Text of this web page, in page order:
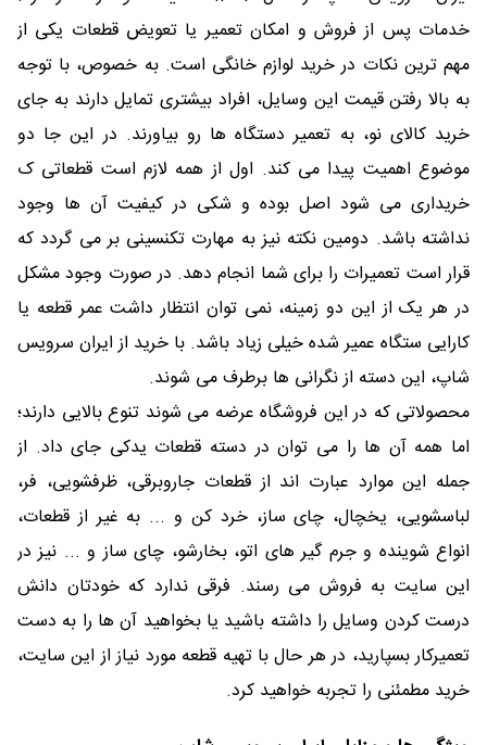
خدمات پس از فروش و امکان تعمیر یا تعویض قطعات یکی از
مهم ترین نکات در خرید لوازم خانگی است. به خصوص، با توجه
به بالا رفتن قیمت این وسایل، افراد بیشتری تمایل دارند به جای
خرید کالای نو، به تعمیر دستگاه ها رو بیاورند. در این جا دو
موضوع اهمیت پیدا می کند. اول از همه لازم است قطعاتی ک
خریداری می شود اصل بوده و شکی در کیفیت آن ها وجود
نداشته باشد. دومین نکته نیز به مهارت تکنسینی بر می گردد که
قرار است تعمیرات را برای شما انجام دهد. در صورت وجود مشکل
در هر یک از این دو زمینه، نمی توان انتظار داشت عمر قطعه یا
کارایی ستگاه عمیر شده خیلی زیاد باشد. با خرید از ایران سرویس
شاپ، این دسته از نگرانی ها برطرف می شوند.
محصولاتی که در این فروشگاه عرضه می شوند تنوع بالایی دارند؛
اما همه آن ها را می توان در دسته قطعات یدکی جای داد. از
جمله این موارد عبارت اند از قطعات جاروبرقی، ظرفشویی، فر،
لباسشویی، یخچال، چای ساز، خرد کن و ... به غیر از قطعات،
انواع شوینده و جرم گیر های اتو، بخارشو، چای ساز و ... نیز در
این سایت به فروش می رسند. فرقی ندارد که خودتان دانش
درست کردن وسایل را داشته باشید یا بخواهید آن ها را به دست
تعمیرکار بسپارید، در هر حال با تهیه قطعه مورد نیاز از این سایت،
خرید مطمئنی را تجربه خواهید کرد.